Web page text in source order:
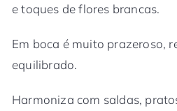
e toques de flores brancas.
Em boca é muito prazeroso,
equilibrado.
Harmoniza com saldas,